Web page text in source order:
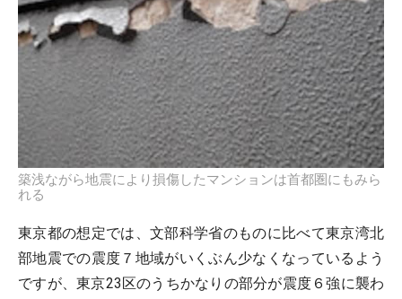
築浅ながら地震により損傷したマンションは首都圏にもみら
れる
東京都の想定では、文部科学省のものに比べて東京湾北
部地震での震度７地域がいくぶん少なくなっているよう
ですが、東京23区のうちかなりの部分が震度６強に襲わ